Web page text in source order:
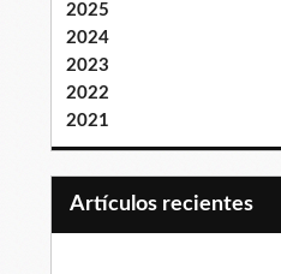
2025
2024
2023
2022
2021
Artículos recientes